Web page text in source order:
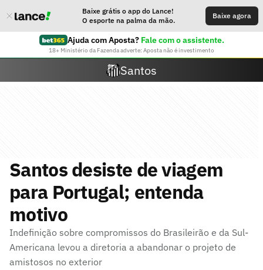
Baixe grátis o app do Lance!
O esporte na palma da mão.
Baixe agora
Ajuda com Aposta? Fale com o assistente.
18+ Ministério da Fazenda adverte: Aposta não é investimento
Santos
Santos desiste de viagem
para Portugal; entenda
motivo
Indefinição sobre compromissos do Brasileirão e da Sul-
Americana levou a diretoria a abandonar o projeto de
amistosos no exterior